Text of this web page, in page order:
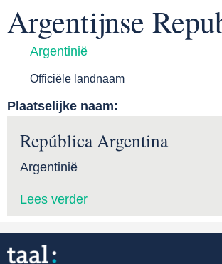
Argentijnse
Argentinië
Officiële landnaam
Plaatselijke naam:
República Argentina
Argentinië
Lees verder